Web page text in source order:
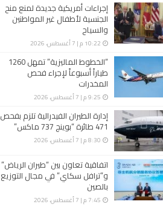
إجراءات أمريكية جديدة لمنع منح
الجنسية لأطفال غير المواطنين
والسياح
10:22 م | 7 أغسطس، 2026
“الخطوط الماليزية” تمهل 1260
طياراً أسبوعاً لإجراء فحص
المخدرات
9:25 م | 7 أغسطس، 2026
إدارة الطيران الفيدرالية تلزم بفحص
471 طائرة “بوينج 737 ماكس”
8:30 م | 7 أغسطس، 2026
اتفاقية تعاون بين “طيران الرياض”
و”ترافل سكاي” في مجال التوزيع
بالصين
7:45 م | 7 أغسطس، 2026